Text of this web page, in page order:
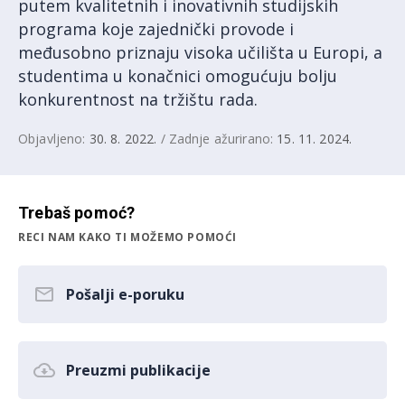
putem kvalitetnih i inovativnih studijskih
programa koje zajednički provode i
međusobno priznaju visoka učilišta u Europi, a
studentima u konačnici omogućuju bolju
konkurentnost na tržištu rada.
Objavljeno: 30. 8. 2022. / Zadnje ažurirano: 15. 11. 2024.
Trebaš pomoć?
RECI NAM KAKO TI MOŽEMO POMOĆI
Pošalji e-poruku
Preuzmi publikacije